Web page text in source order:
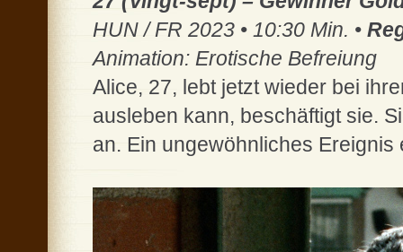
HUN / FR 2023 • 10:30 Min. •
Animation: Erotische Befreiung
Alice, 27, lebt jetzt wieder bei
ausleben kann, beschäftigt sie.
an. Ein ungewöhnliches